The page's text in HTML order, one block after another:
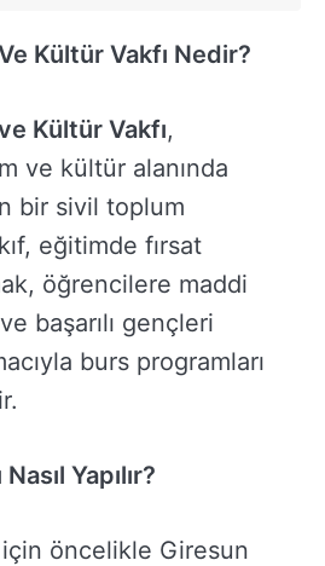
Kültür Vakfı Nedir?
Kültür Vakfı,
ve kültür alanında
bir sivil toplum
eğitimde fırsat
öğrencilere maddi
başarılı gençleri
burs programları
Yapılır?
öncelikle Giresun